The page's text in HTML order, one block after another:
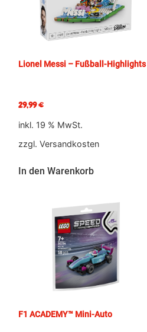
Lionel Messi – Fußball-Highlights
29,99€
inkl. 19 % MwSt.
zzgl.Versandkosten
In den Warenkorb
F1 ACADEMY™ Mini-Auto